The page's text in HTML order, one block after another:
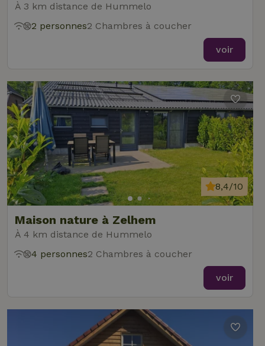
À 3 km distance de Hummelo
2 personnes2 Chambres à coucher
voir
Maison nature à Zelhem
À 4 km distance de Hummelo
8,4/10
4 personnes2 Chambres à coucher
voir